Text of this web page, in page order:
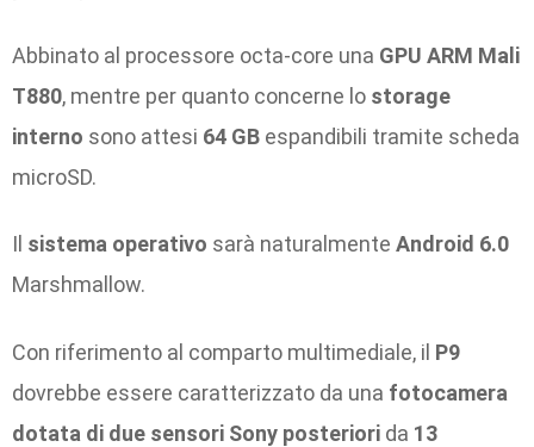
Abbinato al processore octa-core una GPU ARM Mali
T880, mentre per quanto concerne lo storage
interno sono attesi 64 GB espandibili tramite scheda
microSD.
Il sistema operativo sarà naturalmente Android 6.0
Marshmallow.
Con riferimento al comparto multimediale, il P9
dovrebbe essere caratterizzato da una fotocamera
dotata di due sensori Sony posteriori da 13